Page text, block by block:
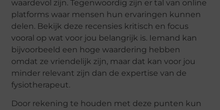
waardevol zijn. Tegenwoordig zijn er tal van online
platforms waar mensen hun ervaringen kunnen
delen. Bekijk deze recensies kritisch en focus
vooral op wat voor jou belangrijk is. Iemand kan
bijvoorbeeld een hoge waardering hebben
omdat ze vriendelijk zijn, maar dat kan voor jou
minder relevant zijn dan de expertise van de
fysiotherapeut.
Door rekening te houden met deze punten kun